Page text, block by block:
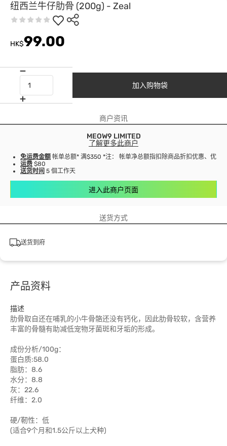
纽西兰牛仔肋骨 (200g) - Zeal
HK$99.00
加入购物袋
商户资讯
MEOW9 LIMITED
了解更多此商户
免运费金额 帐单总额* 满$350 *注： 帐单净总额指扣除商品折扣优惠、优惠
运费 $80
送货时间 5 個工作天
进入此商户页面
送货方式
送货到府
产品资料
描述
肋骨取自还在哺乳的小牛骨骼还没有钙化，因此肋骨较软，含营养
丰富的骨髓有助减低宠物牙菌斑和牙垢的形成。
成份分析/100g：
蛋白质:58.0
脂肪：8.6
水分：8.8
灰：22.6
纤维：2.0
硬/靭性：低
(适合9个月和1.5公斤以上犬种)